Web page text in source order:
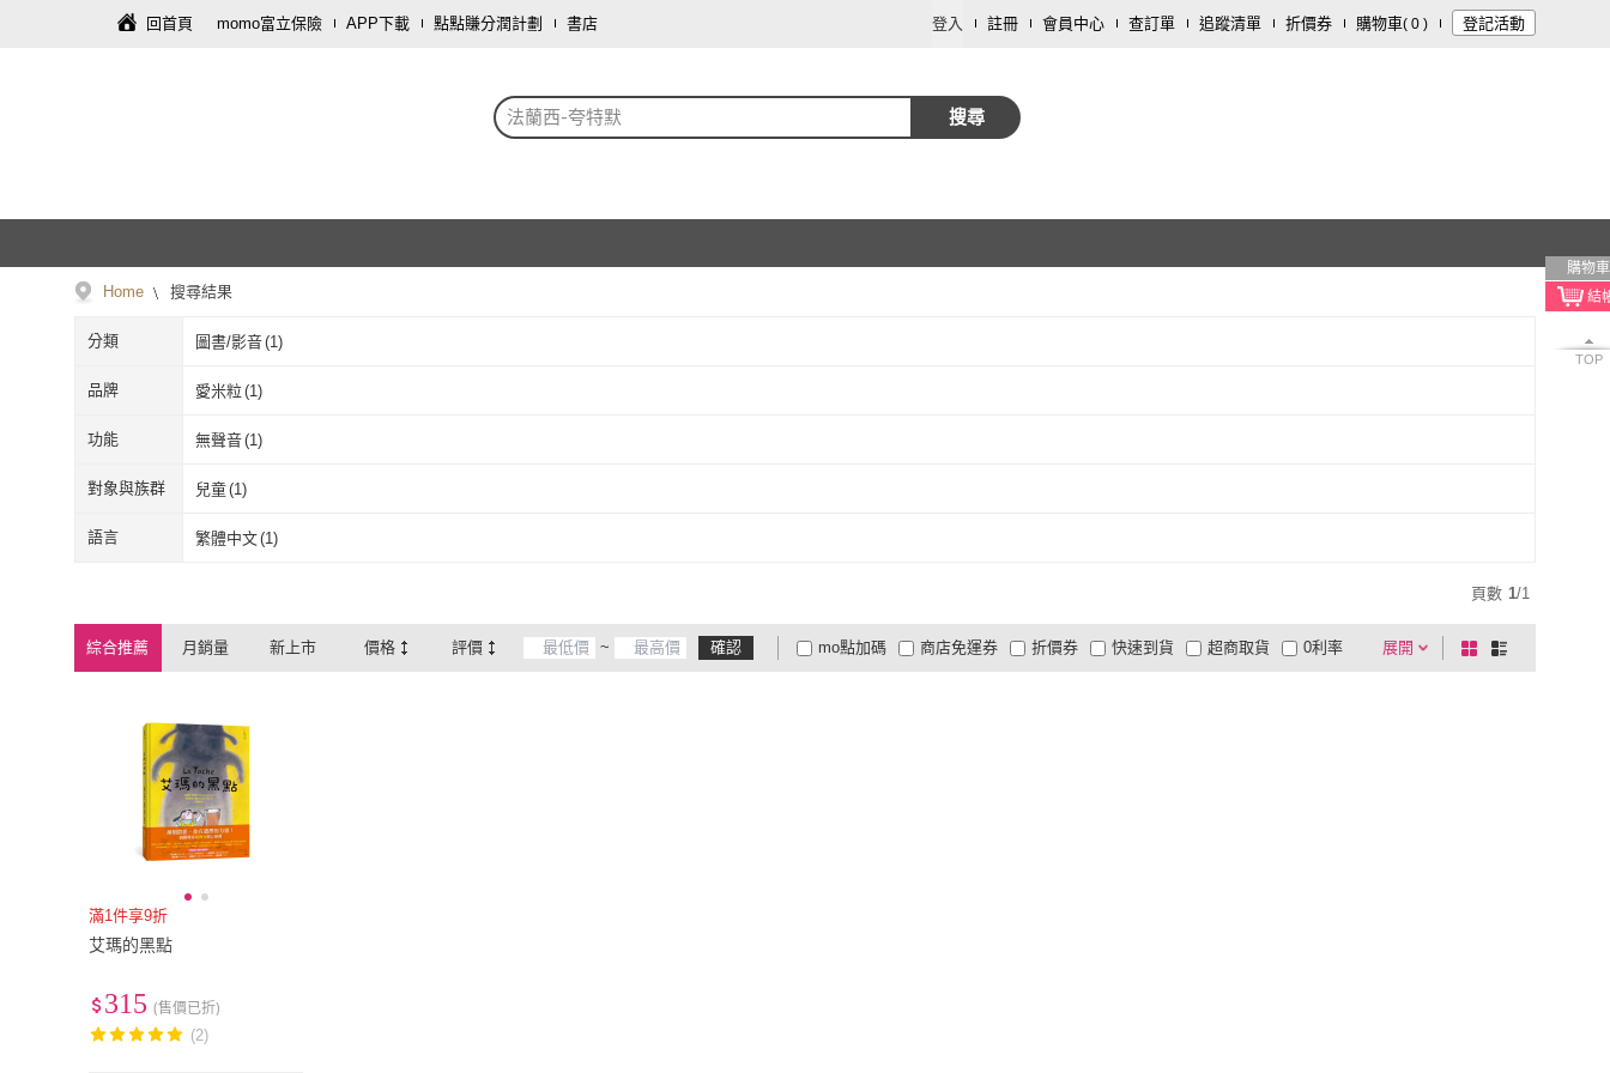
回首頁 momo富立保險 APP下載 點點賺分潤計劃 書店 登入 註冊 會員中心 查訂單 追蹤清單 折價券 購物車( 0 ) 登記活動
法蘭西-夸特默 搜尋
購物車
TOP
Home 搜尋結果
分類 圖書/影音(1)
品牌 愛米粒 (1)
愛米粒
功能 無聲音(1)
無聲音
對象與族群 兒童(1)
兒童(1)
語言 繁體中文(1)
頁數 1/1
綜合推薦 月銷量 新上市 價格 評價 ~ 確認 展開
折價券
有影片
商品有量 電視購物
mo點加碼 快速到貨 超商取貨
大家電安心配
大家電快配
商店免運券 0利率
棋
盤
列
滿1件享9折
艾瑪的黑點
315 (售價已折)
(2)